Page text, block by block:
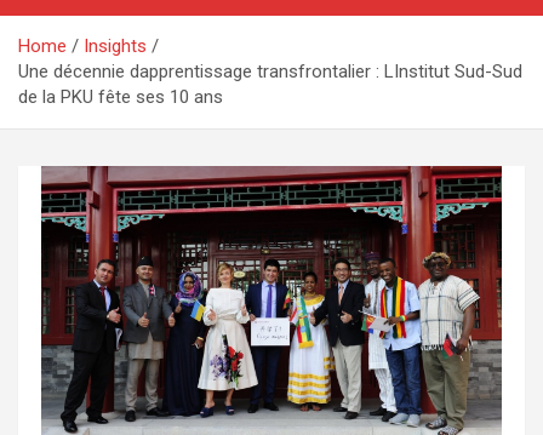
Home
Insights
Une décennie dapprentissage transfrontalier : LInstitut Sud-Sud
de la PKU fête ses 10 ans